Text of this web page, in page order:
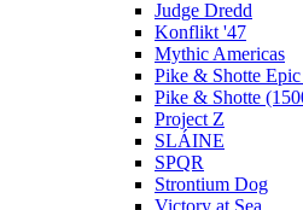
Judge Dredd
Konflikt '47
Mythic Americas
Pike & Shotte
Pike & Shotte
Project Z
SLÁINE
SPQR
Strontium Dog
Victory at Sea